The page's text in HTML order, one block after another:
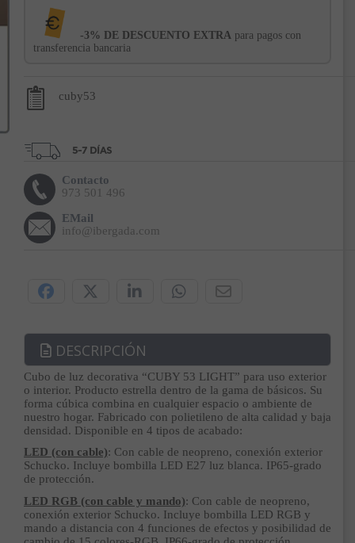
-3% DE DESCUENTO EXTRApara pagos con
transferencia bancaria
cuby53
Contacto
973 501 496
EMail
info@ibergada.com
DESCRIPCIÓN
Cubo de luz decorativa “CUBY 53 LIGHT” para uso exterior
o interior. Producto estrella dentro de la gama de básicos. Su
forma cúbica combina en cualquier espacio o ambiente de
nuestro hogar. Fabricado con polietileno de alta calidad y baja
densidad. Disponible en 4 tipos de acabado:
LED (con cable): Con cable de neopreno, conexión exterior
Schucko. Incluye bombilla LED E27 luz blanca. IP65-grado
de protección.
LED RGB (con cable y mando): Con cable de neopreno,
conexión exterior Schucko. Incluye bombilla LED RGB y
mando a distancia con 4 funciones de efectos y posibilidad de